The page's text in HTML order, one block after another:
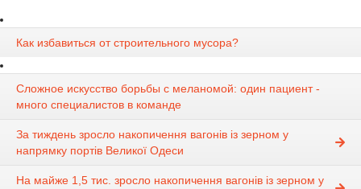
Как избавиться от строительного мусора?
Сложное искусство борьбы с меланомой: один пациент -
много специалистов в команде
За тиждень зросло накопичення вагонів із зерном у
напрямку портів Великої Одеси
На майже 1,5 тис. зросло накопичення вагонів із зерном у